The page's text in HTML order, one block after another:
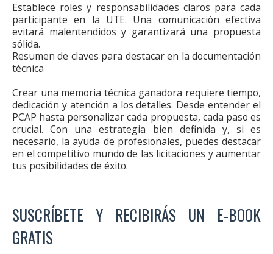
Establece roles y responsabilidades claros para cada
participante en la UTE. Una comunicación efectiva
evitará malentendidos y garantizará una propuesta
sólida.
Resumen de claves para destacar en la documentación
técnica
Crear una memoria técnica ganadora requiere tiempo,
dedicación y atención a los detalles. Desde entender el
PCAP hasta personalizar cada propuesta, cada paso es
crucial. Con una estrategia bien definida y, si es
necesario, la ayuda de profesionales, puedes destacar
en el competitivo mundo de las licitaciones y aumentar
tus posibilidades de éxito.
SUSCRÍBETE Y RECIBIRÁS UN E-BOOK
GRATIS